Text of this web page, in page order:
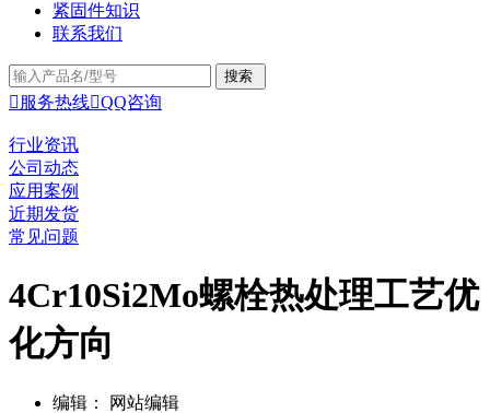
紧固件知识
联系我们
 服务热线QQ咨询
行业资讯
公司动态
应用案例
近期发货
常见问题
4Cr10Si2Mo螺栓热处理工艺优
化方向
编辑： 网站编辑